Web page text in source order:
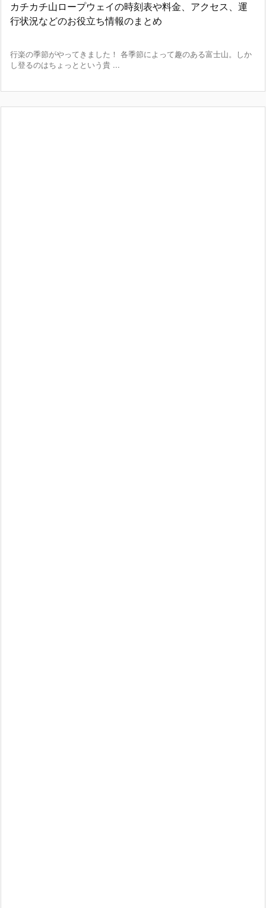
カチカチ山ロープウェイの時刻表や料金、アクセス、運
行状況などのお役立ち情報のまとめ
行楽の季節がやってきました！ 各季節によって趣のある富士山。しか
し登るのはちょっとという貴 ...